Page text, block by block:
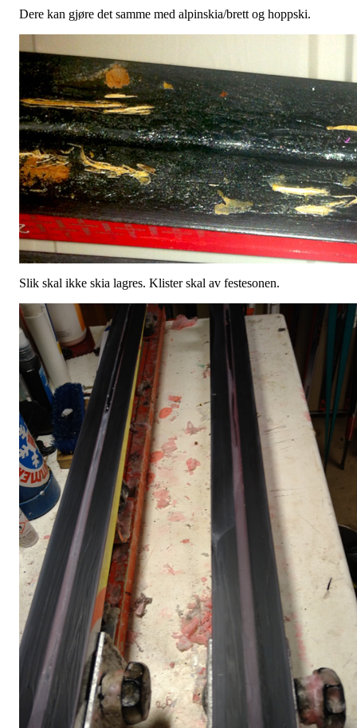
Dere kan gjøre det samme med alpinskia/brett og hoppski.
Slik skal ikke skia lagres. Klister skal av festesonen.